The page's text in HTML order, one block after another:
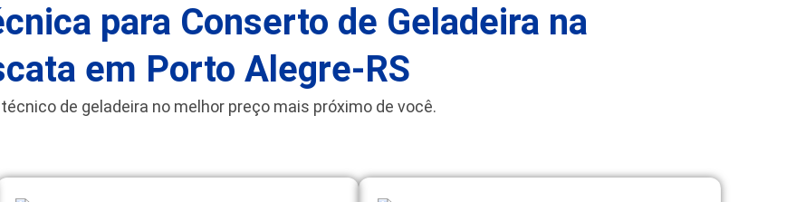
para Conserto de Geladeira na
em Porto Alegre-RS
de geladeira no melhor preço mais próximo de você.